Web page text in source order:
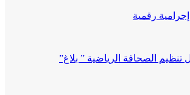
رقمية
تنظيم الصحافة الرياضية ” بلاغ”